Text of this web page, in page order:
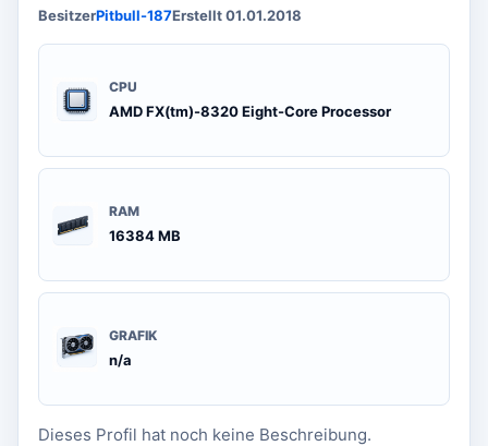
BesitzerPitbull-187Erstellt 01.01.2018
CPU
AMD FX(tm)-8320 Eight-Core Processor
RAM
16384 MB
GRAFIK
n/a
Dieses Profil hat noch keine Beschreibung.